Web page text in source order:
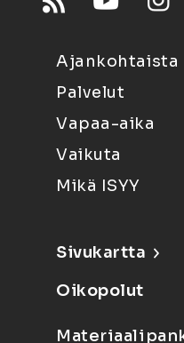
Ajankohtaista
Palvelut
Vapaa-aika
Vaikuta
Mikä ISYY
Sivukartta
Oikopolut